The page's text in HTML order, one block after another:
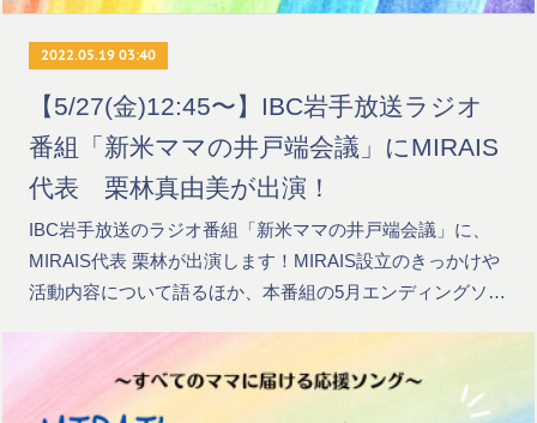
2022.05.19 03:40
【5/27(金)12:45〜】IBC岩手放送ラジオ
番組「新米ママの井戸端会議」にMIRAIS
代表 栗林真由美が出演！
IBC岩手放送のラジオ番組「新米ママの井戸端会議」に、
MIRAIS代表 栗林が出演します！MIRAIS設立のきっかけや
活動内容について語るほか、本番組の5月エンディングソ…